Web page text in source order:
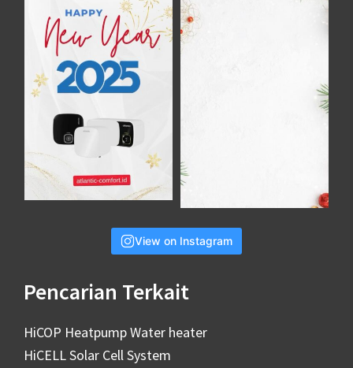
View on Instagram
Pencarian Terkait
HiCOP Heatpump Water heater
HiCELL Solar Cell System